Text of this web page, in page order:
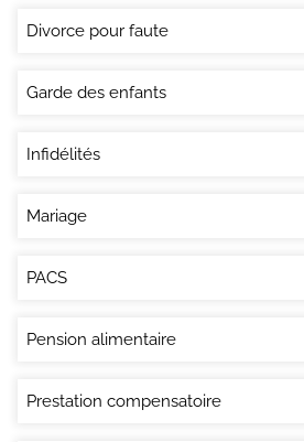
Divorce pour faute
Garde des enfants
Infidélités
Mariage
PACS
Pension alimentaire
Prestation compensatoire